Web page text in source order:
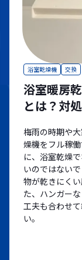
浴室乾燥機 交換
浴室暖房
とは？対
梅雨の時期や
燥機をフル稼
に、浴室乾燥
いのではない
物が乾きにく
た、ハンガー
工夫も合わせ
い。